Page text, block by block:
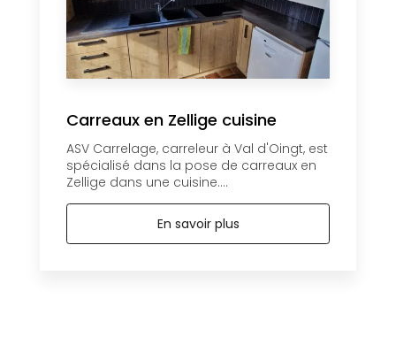
Carreaux en Zellige cuisine
ASV Carrelage, carreleur à Val d'Oingt, est
spécialisé dans la pose de carreaux en
Zellige dans une cuisine....
En savoir plus